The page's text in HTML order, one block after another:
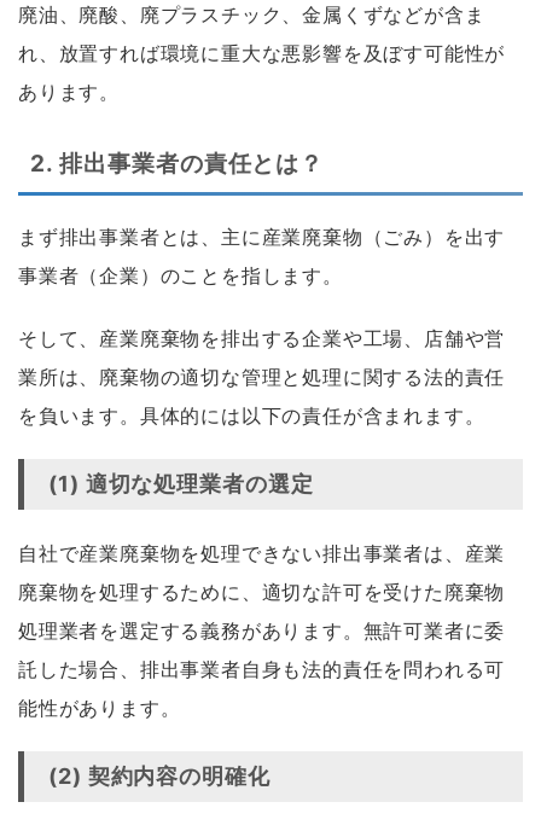
廃油、廃酸、廃プラスチック、金属くずなどが含ま
れ、放置すれば環境に重大な悪影響を及ぼす可能性が
あります。
2. 排出事業者の責任とは？
まず排出事業者とは、主に産業廃棄物（ごみ）を出す
事業者（企業）のことを指します。
そして、産業廃棄物を排出する企業や工場、店舗や営
業所は、廃棄物の適切な管理と処理に関する法的責任
を負います。具体的には以下の責任が含まれます。
(1) 適切な処理業者の選定
自社で産業廃棄物を処理できない排出事業者は、産業
廃棄物を処理するために、適切な許可を受けた廃棄物
処理業者を選定する義務があります。無許可業者に委
託した場合、排出事業者自身も法的責任を問われる可
能性があります。
(2) 契約内容の明確化